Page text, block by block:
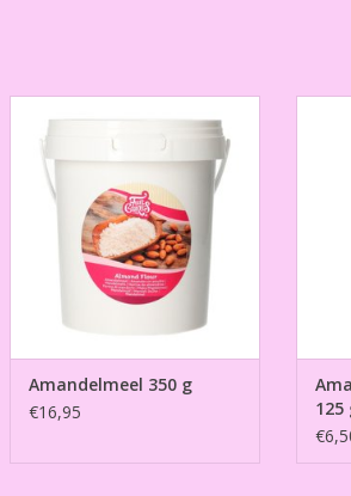
TOEVOEGEN AAN WINKELWAGEN
Amandelmeel 350 g
€16,95
125